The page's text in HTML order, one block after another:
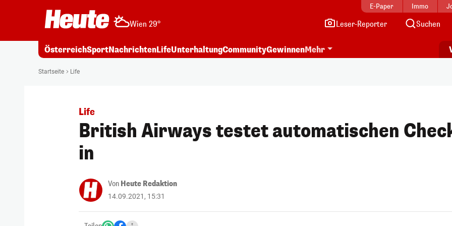
E-Paper Immo
Wien 29° Leser-Reporter Suchen
ÖsterreichSportNachrichtenLifeUnterhaltungCommunityGewinnenMehr
Startseite Life
Life
British Airways testet automatischen
in
Von Heute Redaktion
14.09.2021, 15:31